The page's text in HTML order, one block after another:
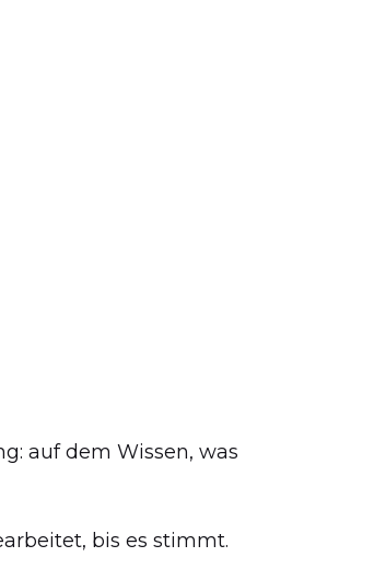
auf dem Wissen, was
bis es stimmt.